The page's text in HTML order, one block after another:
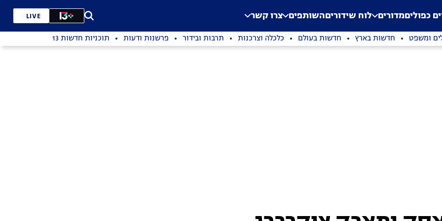
Application error: a
. כפוליםמדורים לוח שידוריםהשותפים צרו קשר LIVE
ומשפט חדשות בארץ חדשות בעולם כלכלה וצרכנות תרבות ובידור פרשנות ודעות תוכניות חדשות 13